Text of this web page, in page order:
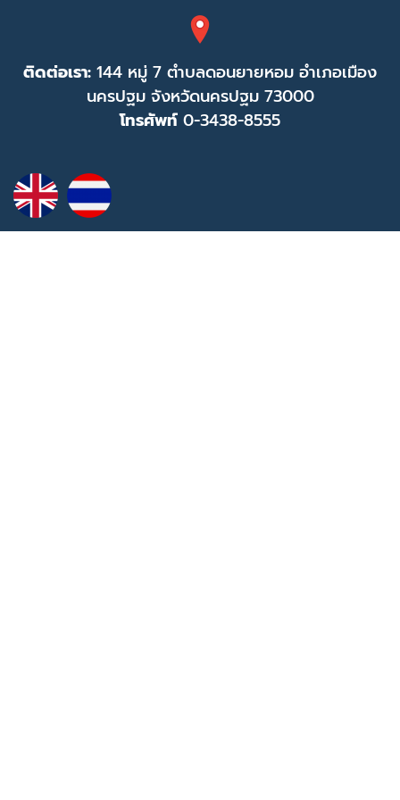
ติดต่อเรา: 144 หมู่ 7 ตำบลดอนยายหอม อำเภอเมือง
นครปฐม จังหวัดนครปฐม 73000
โทรศัพท์ 0-3438-8555